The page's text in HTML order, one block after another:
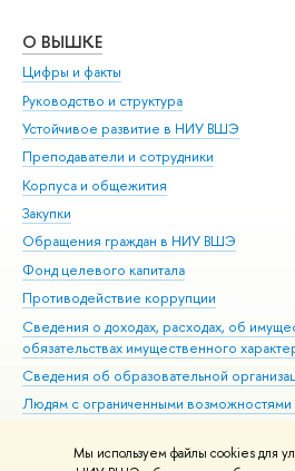
Мы используем файлы cookies для
О ВЫШКЕ
Цифры и факты
Руководство и структура
Устойчивое развитие в НИУ ВШЭ
Преподаватели и сотрудники
Корпуса и общежития
Закупки
Обращения граждан в НИУ ВШЭ
Фонд целевого капитала
Противодействие коррупции
Сведения о доходах, расходах, об
обязательствах имущественного
Сведения об образовательной
Людям с ограниченными возможностями
Работа в Вышке